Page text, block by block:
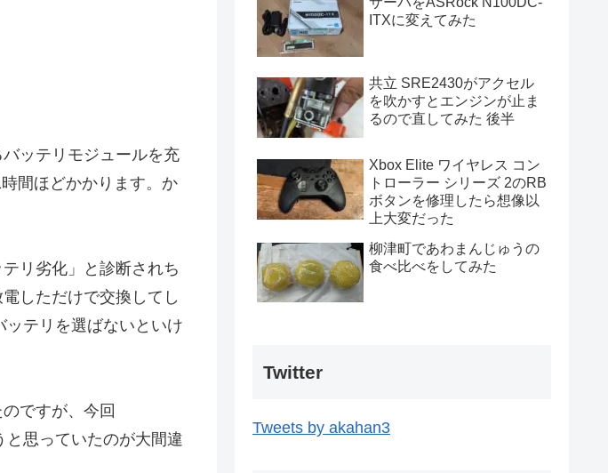
ッテリモジュールを充
間ほどかかります。か
リ劣化」と診断されち
しただけで交換してし
ッテリを選ばないといけ
ですが、今回
思っていたのが大間違
ITXに変えてみた
共立 SRE2430がアクセル
を吹かすとエンジンが止ま
るので直してみた 後半
Xbox Elite ワイヤレス コン
トローラー シリーズ 2のRB
ボタンを修理したら想像以
上大変だった
柳津町であわまんじゅうの
食べ比べをしてみた
Twitter
Tweets by akahan3